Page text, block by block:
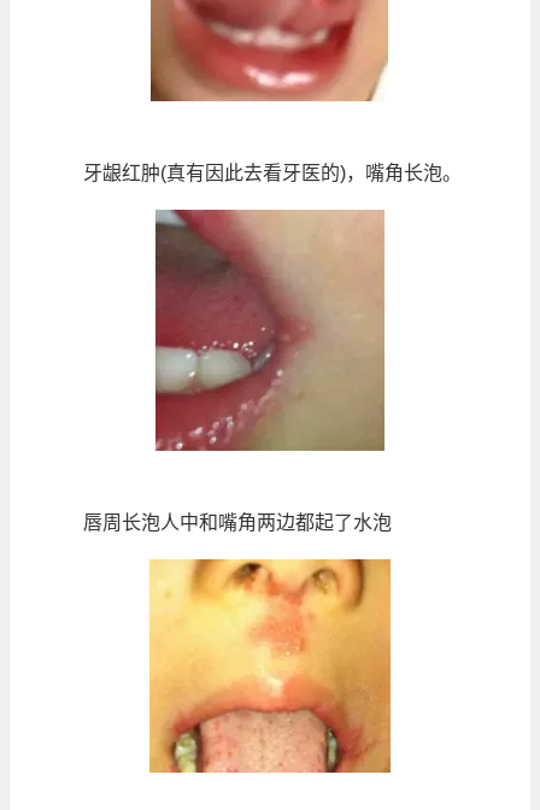
牙龈红肿(真有因此去看牙医的)，嘴角长泡。
唇周长泡人中和嘴角两边都起了水泡